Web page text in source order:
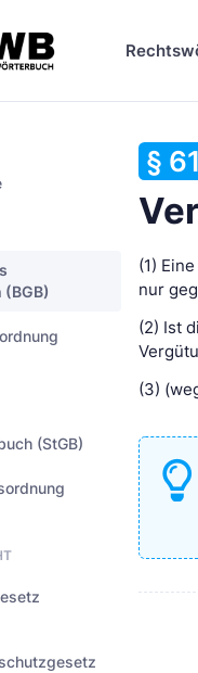
(StGB)
§
(1)
nur
(2) Ist
(3)